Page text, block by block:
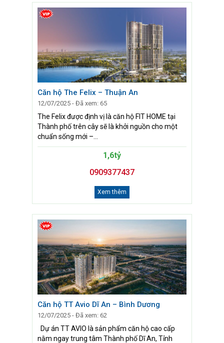
Căn hộ The Felix – Thuận An
12/07/2025 - Đã xem: 65
The Felix được định vị là căn hộ FIT HOME tại
Thành phố trên cây sẽ là khởi nguồn cho một
chuẩn sống mới –...
1,6tỷ
0909377437
Xem thêm
Căn hộ TT Avio Dĩ An – Bình Dương
12/07/2025 - Đã xem: 62
Dự án TT AVIO là sản phẩm căn hộ cao cấp
nằm ngay trung tâm Thành phố Dĩ An, Tỉnh